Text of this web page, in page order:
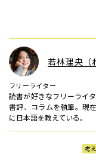
若林理央（
フリーライター
読書が好きなフリーライ
書評、コラムを執筆。現
に日本語を教えている。
考